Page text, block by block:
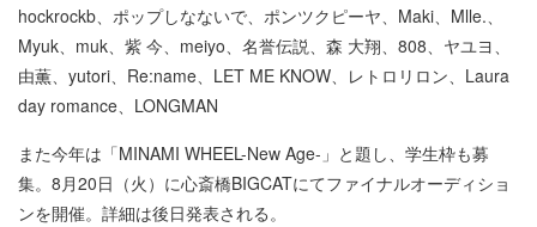
hockrockb、ポップしなないで、ポンツクピーヤ、Maki、Mlle.、
Myuk、muk、紫 今、meiyo、名誉伝説、森 大翔、808、ヤユヨ、
由薫、yutori、Re:name、LET ME KNOW、レトロリロン、Laura
day romance、LONGMAN
また今年は「MINAMI WHEEL-New Age-」と題し、学生枠も募
集。8月20日（火）に心斎橋BIGCATにてファイナルオーディショ
ンを開催。詳細は後日発表される。